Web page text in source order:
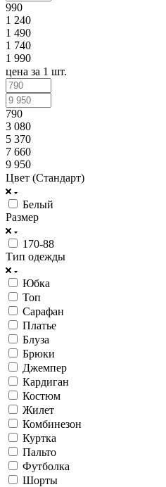
990
1 240
1 490
1 740
1 990
цена за 1 шт.
790
3 080
5 370
7 660
9 950
Цвет (Стандарт)
Белый
Размер
170-88
Тип одежды
Юбка
Топ
Сарафан
Платье
Блуза
Брюки
Джемпер
Кардиган
Костюм
Жилет
Комбинезон
Куртка
Пальто
Футболка
Шорты